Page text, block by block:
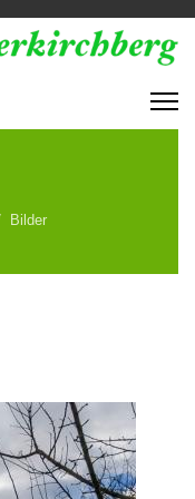
Bilder